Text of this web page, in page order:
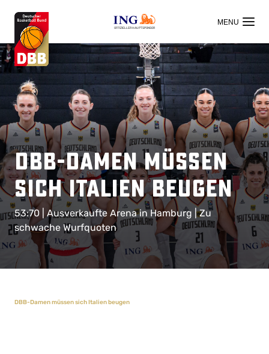
OFFIZIELLER HAUPTSPONSOR
DBB-Damen müssen
sich Italien beugen
53:70 | Ausverkaufte Arena in Hamburg | Zu
schwache Wurfquoten
DBB-Damen müssen sich Italien beugen